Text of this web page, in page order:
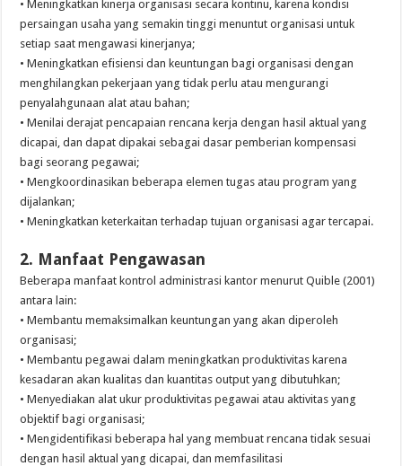
• Meningkatkan kinerja organisasi secara kontinu, karena kondisi
persaingan usaha yang semakin tinggi menuntut organisasi untuk
setiap saat mengawasi kinerjanya;
• Meningkatkan efisiensi dan keuntungan bagi organisasi dengan
menghilangkan pekerjaan yang tidak perlu atau mengurangi
penyalahgunaan alat atau bahan;
• Menilai derajat pencapaian rencana kerja dengan hasil aktual yang
dicapai, dan dapat dipakai sebagai dasar pemberian kompensasi
bagi seorang pegawai;
• Mengkoordinasikan beberapa elemen tugas atau program yang
dijalankan;
• Meningkatkan keterkaitan terhadap tujuan organisasi agar tercapai.
2. Manfaat Pengawasan
Beberapa manfaat kontrol administrasi kantor menurut Quible (2001)
antara lain:
• Membantu memaksimalkan keuntungan yang akan diperoleh
organisasi;
• Membantu pegawai dalam meningkatkan produktivitas karena
kesadaran akan kualitas dan kuantitas output yang dibutuhkan;
• Menyediakan alat ukur produktivitas pegawai atau aktivitas yang
objektif bagi organisasi;
• Mengidentifikasi beberapa hal yang membuat rencana tidak sesuai
dengan hasil aktual yang dicapai, dan memfasilitasi